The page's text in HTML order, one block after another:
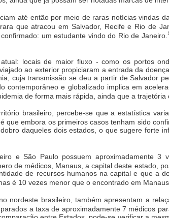
até então por meio de raras notícias vindas
que atracou em Salvador, Recife e Rio de
um estudante vindo do Rio de Janeiro. 1
locais de maior fluxo - como os portos
ao exterior propiciaram a entrada da
cuja transmissão se deu a partir de Salvador
contemporâneo e globalizado implica em
de forma mais rápida, ainda que a
brasileiro, percebe-se que a estatística
que embora os primeiros casos tenham sido
daqueles dois estados, o que sugere forte
e São Paulo possuem aproximadamente 3
de médicos, Manaus, a capital deste estado,
de recursos humanos na capital e que a
é 10 vezes menor que o encontrado em
nordeste brasileiro, também apresentam a
a taxa de aproximadamente 7 médicos